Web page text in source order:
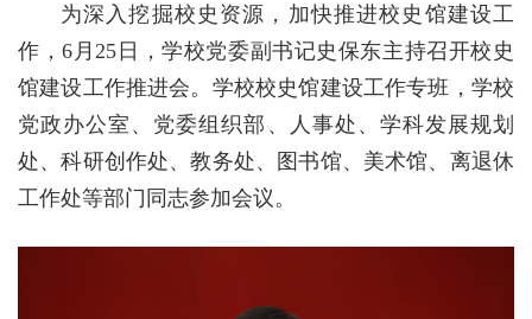
为深入挖掘校史资源，加快推进校史馆建设工
作，6月25日，学校党委副书记史保东主持召开校史
馆建设工作推进会。学校校史馆建设工作专班，学校
党政办公室、党委组织部、人事处、学科发展规划
处、科研创作处、教务处、图书馆、美术馆、离退休
工作处等部门同志参加会议。